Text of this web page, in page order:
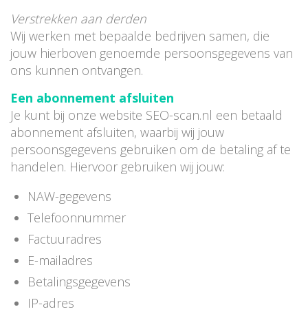
Verstrekken aan derden
Wij werken met bepaalde bedrijven samen, die
jouw hierboven genoemde persoonsgegevens van
ons kunnen ontvangen.
Een abonnement afsluiten
Je kunt bij onze website SEO-scan.nl een betaald
abonnement afsluiten, waarbij wij jouw
persoonsgegevens gebruiken om de betaling af te
handelen. Hiervoor gebruiken wij jouw:
NAW-gegevens
Telefoonnummer
Factuuradres
E-mailadres
Betalingsgegevens
IP-adres